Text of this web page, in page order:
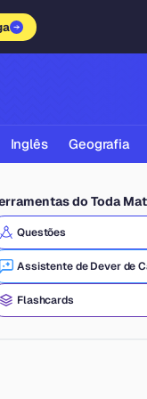
Inglês Geografia
Física
do Toda
Questões
Assistente de Dever de
Flashcards